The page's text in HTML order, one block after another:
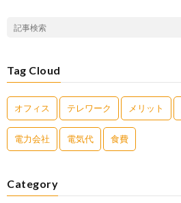
Tag Cloud
オフィス テレワーク メリット
電力会社 電気代 食費
Category